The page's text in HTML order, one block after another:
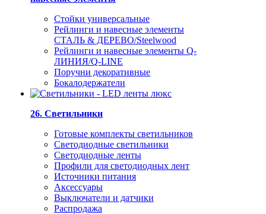
Стойки универсальные
Рейлинги и навесные элементы
СТАЛЬ & ДЕРЕВО/Steelwood
Рейлинги и навесные элементы Q-
ЛИНИЯ/Q-LINE
Поручни декоративные
Бокалодержатели
26. Светильники
Готовые комплекты светильников
Светодиодные светильники
Светодиодные ленты
Профили для светодиодных лент
Источники питания
Аксессуары
Выключатели и датчики
Распродажа